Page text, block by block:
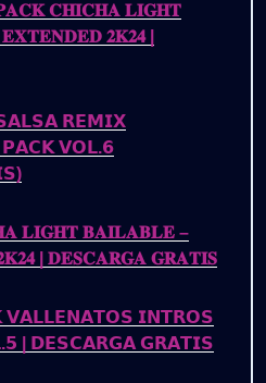
𝐂𝐇𝐈𝐂𝐇𝐀 𝐋𝐈𝐆𝐇𝐓
𝟐𝐊𝟐𝟒 |
𝗥𝗘𝗠𝗜𝗫
𝗣𝗔𝗖𝗞 𝗩𝗢𝗟.𝟲
𝐋𝐈𝐆𝐇𝐓 𝐁𝐀𝐈𝐋𝐀𝐁𝐋𝐄 –
| 𝐃𝐄𝐒𝐂𝐀𝐑𝐆𝐀 𝐆𝐑𝐀𝐓𝐈𝐒
𝗩𝗔𝗟𝗟𝗘𝗡𝗔𝗧𝗢𝗦 𝗜𝗡𝗧𝗥𝗢𝗦
| 𝗗𝗘𝗦𝗖𝗔𝗥𝗚𝗔 𝗚𝗥𝗔𝗧𝗜𝗦